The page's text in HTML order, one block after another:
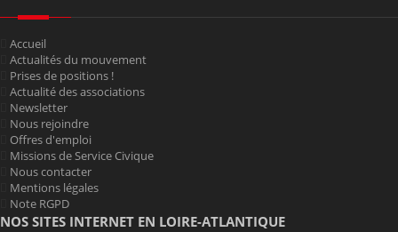
Accueil
Actualités du mouvement
Prises de positions !
Actualité des associations
Newsletter
Nous rejoindre
Offres d'emploi
Missions de Service Civique
Nous contacter
Mentions légales
Note RGPD
NOS SITES INTERNET EN LOIRE-ATLANTIQUE